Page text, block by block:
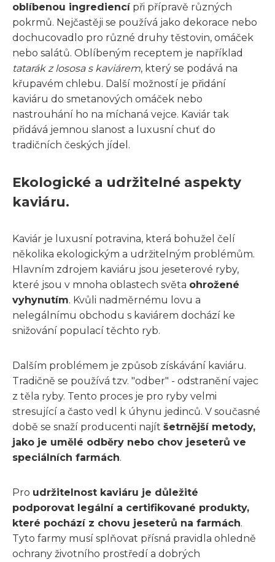
oblíbenou ingrediencípři přípravě různých
pokrmů. Nejčastěji se používá jako dekorace nebo
dochucovadlo pro různé druhy těstovin, omáček
nebo salátů. Oblíbeným receptem je například
tatarák z lososa s kaviárem, který se podává na
křupavém chlebu. Další možností je přidání
kaviáru do smetanových omáček nebo
nastrouhání ho na míchaná vejce. Kaviár tak
přidává jemnou slanost a luxusní chuť do
tradičních českých jídel.
Ekologické a udržitelné aspekty
kaviáru.
Kaviár je luxusní potravina, která bohužel čelí
několika ekologickým a udržitelným problémům.
Hlavním zdrojem kaviáru jsou jeseterové ryby,
které jsou v mnoha oblastech světa ohrožené
vyhynutím. Kvůli nadměrnému lovu a
nelegálnímu obchodu s kaviárem dochází ke
snižování populací těchto ryb.
Dalším problémem je způsob získávání kaviáru.
Tradičně se používá tzv. "odber" - odstranění vajec
z těla ryby. Tento proces je pro ryby velmi
stresující a často vedl k úhynu jedinců. V současné
době se snaží producenti najít šetrnější metody,
jako je umělé odběry nebo chov jeseterů ve
speciálních farmách.
Pro udržitelnost kaviáru je důležité
podporovat legální a certifikované produkty,
které pochází z chovu jeseterů na farmách.
Tyto farmy musí splňovat přísná pravidla ohledně
ochrany životního prostředí a dobrých